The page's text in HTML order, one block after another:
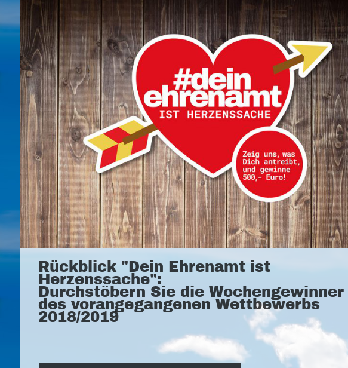
Rückblick "Dein Ehrenamt ist
Herzenssache":
Durchstöbern Sie die Wochengewinner
des vorangegangenen Wettbewerbs
2018/2019